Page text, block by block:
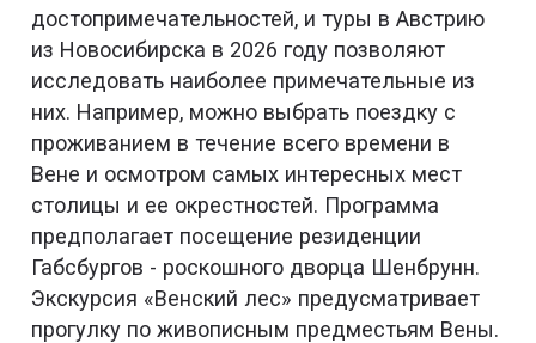
достопримечательностей, и туры в Австрию
из Новосибирска в 2026 году позволяют
исследовать наиболее примечательные из
них. Например, можно выбрать поездку с
проживанием в течение всего времени в
Вене и осмотром самых интересных мест
столицы и ее окрестностей. Программа
предполагает посещение резиденции
Габсбургов - роскошного дворца Шенбрунн.
Экскурсия «Венский лес» предусматривает
прогулку по живописным предместьям Вены.